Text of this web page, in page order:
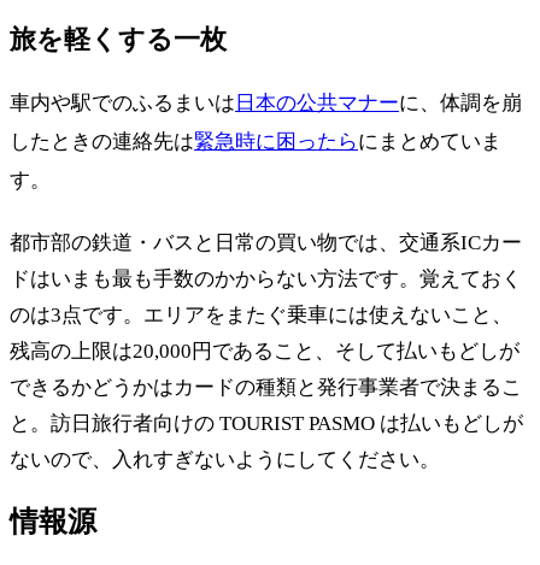
旅を軽くする一枚
車内や駅でのふるまいは 日本の公共マナーに、体調を崩
したときの連絡先は緊急時に困ったらにまとめていま
す。
都市部の鉄道・バスと日常の買い物では、交通系ICカー
ドはいまも最も手数のかからない方法です。覚えておく
のは3点です。エリアをまたぐ乗車には使えないこと、
残高の上限は20,000円であること、そして払いもどしが
できるかどうかはカードの種類と発行事業者で決まるこ
と。訪日旅行者向けの TOURIST PASMO は払いもどしが
ないので、入れすぎないようにしてください。
情報源